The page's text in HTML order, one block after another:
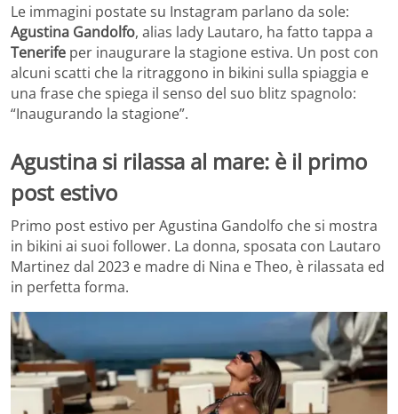
Le immagini postate su Instagram parlano da sole:
Agustina Gandolfo, alias lady Lautaro, ha fatto tappa a
Tenerife per inaugurare la stagione estiva. Un post con
alcuni scatti che la ritraggono in bikini sulla spiaggia e
una frase che spiega il senso del suo blitz spagnolo:
“Inaugurando la stagione”.
Agustina si rilassa al mare: è il primo
post estivo
Primo post estivo per Agustina Gandolfo che si mostra
in bikini ai suoi follower. La donna, sposata con Lautaro
Martinez dal 2023 e madre di Nina e Theo, è rilassata ed
in perfetta forma.